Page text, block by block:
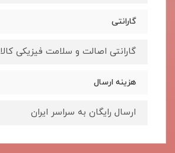
گارانتی
گارانتی اصالت و سلامت فیزیکی کالا
هزینه ارسال
ارسال رایگان به سراسر ایران